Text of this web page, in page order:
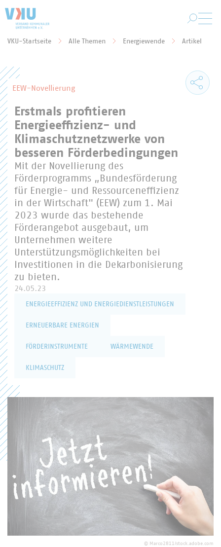
VKU-Startseite Alle Themen Energiewende Artikel
EEW-Novellierung
Erstmals profitieren
Energieeffizienz- und
Klimaschutznetzwerke von
besseren Förderbedingungen
Mit der Novellierung des
Förderprogramms „Bundesförderung
für Energie- und Ressourceneffizienz
in der Wirtschaft" (EEW) zum 1. Mai
2023 wurde das bestehende
Förderangebot ausgebaut, um
Unternehmen weitere
Unterstützungsmöglichkeiten bei
Investitionen in die Dekarbonisierung
zu bieten.
24.05.23
ENERGIEEFFIZIENZ UND ENERGIEDIENSTLEISTUNGEN
ERNEUERBARE ENERGIEN
FÖRDERINSTRUMENTE WÄRMEWENDE
KLIMASCHUTZ
© Marco2811/stock.adobe.com